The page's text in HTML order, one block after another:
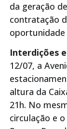
da geração
contratação
oportunidade
Interdições
12/07, a
altura da
21h. No
circulação e